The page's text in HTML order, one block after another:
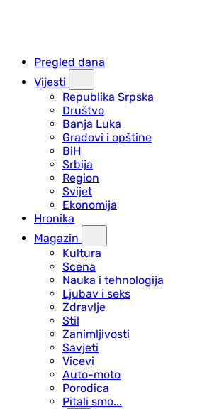
Pregled dana
Vijesti
Republika Srpska
Društvo
Banja Luka
Gradovi i opštine
BiH
Srbija
Region
Svijet
Ekonomija
Hronika
Magazin
Kultura
Scena
Nauka i tehnologija
Ljubav i seks
Zdravlje
Stil
Zanimljivosti
Savjeti
Vicevi
Auto-moto
Porodica
Pitali smo...